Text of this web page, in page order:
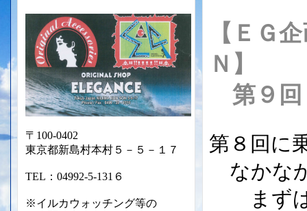
【ＥＧ
Ｎ】
第９
第８回に
なかな
まずは
〒100-0402
東京都新島村本村５－５－１７
TEL：04992-5-131６
※イルカウォッチング等の